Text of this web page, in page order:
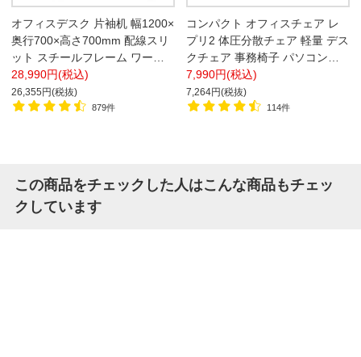
オフィスデスク 片袖机 幅1200×
奥行700×高さ700mm 配線スリ
ット スチールフレーム ワーク
デスク 事務机
28,990円(税込)
26,355円(税抜)
879件
コンパクト オフィスチェア レ
プリ2 体圧分散チェア 軽量 デス
クチェア 事務椅子 パソコンチ
ェア 幅530×奥行560×高さ790
～900mm
7,990円(税込)
7,264円(税抜)
114件
この商品をチェックした人はこんな商品もチェッ
クしています